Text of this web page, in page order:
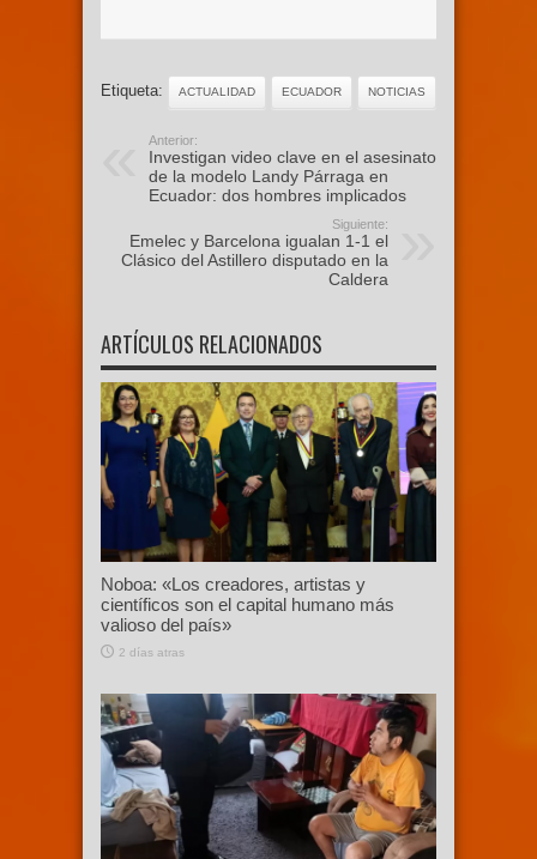
Etiqueta: ACTUALIDAD ECUADOR NOTICIAS
Anterior:
Investigan video clave en el asesinato
de la modelo Landy Párraga en
Ecuador: dos hombres implicados
Siguiente:
Emelec y Barcelona igualan 1-1 el
Clásico del Astillero disputado en la
Caldera
ARTÍCULOS RELACIONADOS
Noboa: «Los creadores, artistas y
científicos son el capital humano más
valioso del país»
2 días atras